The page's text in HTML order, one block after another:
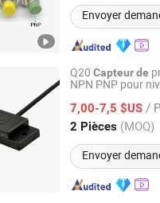
Envoyer
Q20 Capteurde
NPN PNP pour
7,00-7,5 $US /
2 Pièces (MOQ)
Envoyer
Industrial
China Depuis